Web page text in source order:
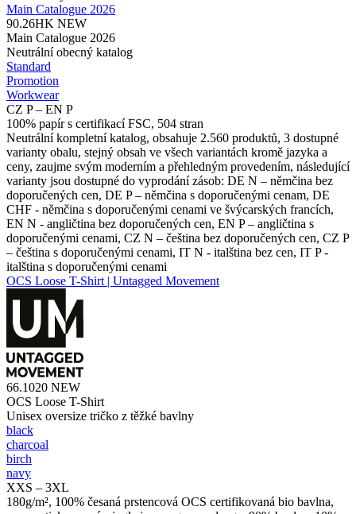
Main Catalogue 2026
90.26HK NEW
Main Catalogue 2026
Neutrální obecný katalog
Standard
Promotion
Workwear
CZ P – EN P
100% papír s certifikací FSC, 504 stran
Neutrální kompletní katalog, obsahuje 2.560 produktů, 3 dostupné
varianty obalu, stejný obsah ve všech variantách kromě jazyka a
ceny, zaujme svým moderním a přehledným provedením, následující
varianty jsou dostupné do vyprodání zásob: DE N – němčina bez
doporučených cen, DE P – němčina s doporučenými cenam, DE
CHF - němčina s doporučenými cenami ve švýcarských francích,
EN N - angličtina bez doporučených cen, EN P – angličtina s
doporučenými cenami, CZ N – čeština bez doporučených cen, CZ P
– čeština s doporučenými cenami, IT N - italština bez cen, IT P -
italština s doporučenými cenami
OCS Loose T-Shirt | Untagged Movement
66.1020 NEW
OCS Loose T-Shirt
Unisex oversize tričko z těžké bavlny
black
charcoal
birch
navy
XXS – 3XL
180g/m², 100% česaná prstencová OCS certifikovaná bio bavlna,